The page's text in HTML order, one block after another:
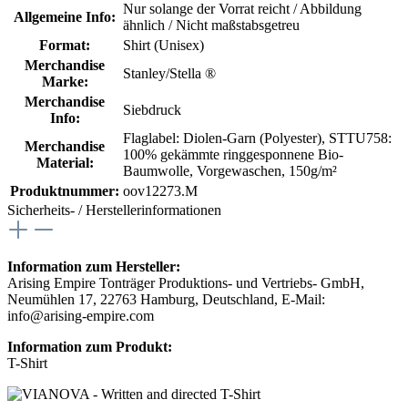
Allgemeine Info:
Nur solange der Vorrat reicht / Abbildung
ähnlich / Nicht maßstabsgetreu
Format:
Shirt (Unisex)
Merchandise
Marke:
Stanley/Stella ®
Merchandise
Info:
Siebdruck
Merchandise
Material:
Flaglabel: Diolen-Garn (Polyester), STTU758:
100% gekämmte ringgesponnene Bio-
Baumwolle, Vorgewaschen, 150g/m²
Produktnummer: oov12273.M
Sicherheits- / Herstellerinformationen
Information zum Hersteller:
Arising Empire Tonträger Produktions- und Vertriebs- GmbH,
Neumühlen 17, 22763 Hamburg, Deutschland, E-Mail:
info@arising-empire.com
Information zum Produkt:
T-Shirt